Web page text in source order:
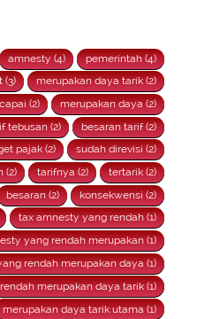
amnesty (4)
pemerintah (4)
(3)
merupakan daya tarik (2)
(2)
merupakan daya (2)
tebusan (2)
besaran tarif (2)
pajak (2)
sudah direvisi (2)
(2) tarifnya (2)
tertarik (2)
besaran (2)
konsekwensi (2)
tax amnesty yang rendah (1)
yang rendah merupakan (1)
rendah merupakan daya (1)
rendah merupakan daya tarik (1)
merupakan daya tarik utama (1)